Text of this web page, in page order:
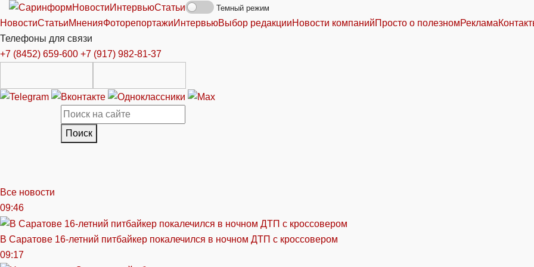
НовостиИнтервьюСтатьи Темный режим
НовостиСтатьиМненияФоторепортажиИнтервьюВыбор редакцииНовости компанийПросто о полезномРеклама
Телефоны для связи
+7 (8452) 659-600 +7 (917) 982-81-37
Поиск
Все новости
09:46
В Саратове 16-летний питбайкер покалечился в ночном ДТП с кроссовером
09:17